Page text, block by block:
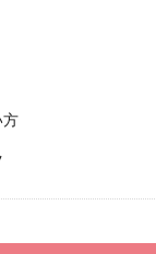
ゆっくりな女性が男
女性と、ゆっくりと話す
いよ...
方